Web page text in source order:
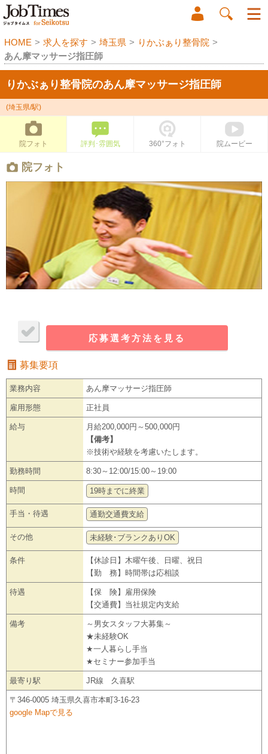
HOME > 求人を探す > 埼玉県 > りかぶぁり整骨院 >
あん摩マッサージ指圧師
りかぶぁり整骨院のあん摩マッサージ指圧師
(埼玉県/駅)
院フォト 評判･雰囲気 360°フォト 院ムービー
院フォト
応募選考方法を見る
募集要項
業務内容 あん摩マッサージ指圧師
雇用形態 正社員
給与
月給200,000円～500,000円
【備考】
※技術や経験を考慮いたします。
勤務時間 8:30～12:00/15:00～19:00
時間 19時までに終業
手当・待遇 通勤交通費支給
その他 未経験･ブランクありOK
条件
【休診日】木曜午後、日曜、祝日
【勤 務】時間帯は応相談
待遇
【保 険】雇用保険
【交通費】当社規定内支給
備考
～男女スタッフ大募集～
★未経験OK
★一人暮らし手当
★セミナー参加手当
最寄り駅 JR線 久喜駅
〒346-0005 埼玉県久喜市本町3-16-23
google Mapで見る